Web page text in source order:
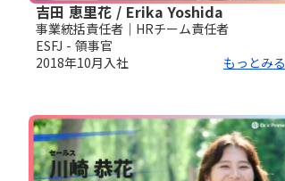
吉田 恵里花 / Erika Yoshida
事業統括責任者｜HRチーム責任者
ESFJ - 領事官
2018年10月入社 もっとみる